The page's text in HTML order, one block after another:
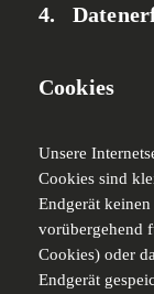
4.
Cookies
Unsere
Cookies sind
Endgerät
vorübergehend
Cookies) oder
Endgerät